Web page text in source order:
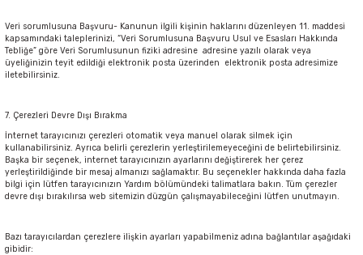
Veri sorumlusuna Başvuru- Kanunun ilgili kişinin haklarını düzenleyen 11. maddesi
kapsamındaki taleplerinizi, “Veri Sorumlusuna Başvuru Usul ve Esasları Hakkında
Tebliğe” göre Veri Sorumlusunun fiziki adresine adresine yazılı olarak veya
üyeliğinizin teyit edildiği elektronik posta üzerinden elektronik posta adresimize
iletebilirsiniz.
7. Çerezleri Devre Dışı Bırakma
İnternet tarayıcınızı çerezleri otomatik veya manuel olarak silmek için
kullanabilirsiniz. Ayrıca belirli çerezlerin yerleştirilemeyeceğini de belirtebilirsiniz.
Başka bir seçenek, internet tarayıcınızın ayarlarını değiştirerek her çerez
yerleştirildiğinde bir mesaj almanızı sağlamaktır. Bu seçenekler hakkında daha fazla
bilgi için lütfen tarayıcınızın Yardım bölümündeki talimatlara bakın. Tüm çerezler
devre dışı bırakılırsa web sitemizin düzgün çalışmayabileceğini lütfen unutmayın.
Bazı tarayıcılardan çerezlere ilişkin ayarları yapabilmeniz adına bağlantılar aşağıdaki
gibidir: